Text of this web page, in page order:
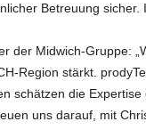
Betreuung
der Midwich-Gruppe:
Region stärkt.
schätzen die
uns darauf, mit